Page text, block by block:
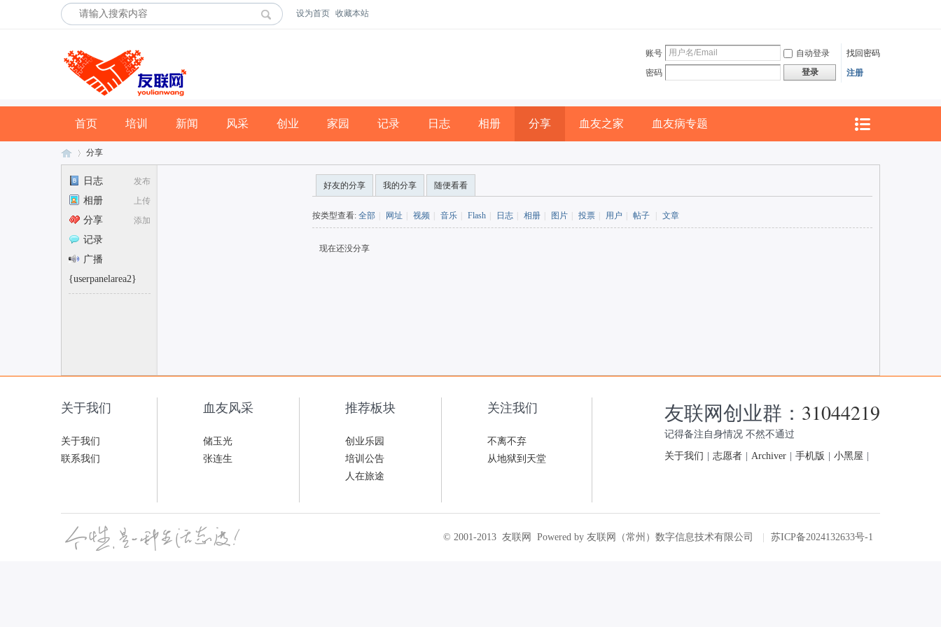
设为首页 收藏本站
账号 自动登录
找回密码
密码
登录 注册
首页 培训 新闻 风采 创业 家园 记录 日志 相册 分享 血友之家 血友病专题
分享
发布
日志
上传
相册
添加
分享
记录
广播
{userpanelarea2}
好友的分享 我的分享 随便看看
按类型查看: 全部 网址 视频 音乐 Flash 日志 相册 图片 投票 用户 帖子 文章
现在还没分享
关于我们
关于我们
联系我们
血友风采
储玉光
张连生
推荐板块
创业乐园
培训公告
人在旅途
关注我们
不离不弃
从地狱到天堂
友联网创业群： 31044219
记得备注自身情况 不然不通过
关于我们 志愿者 Archiver 手机版 小黑屋
© 2001-2013 友联网 Powered by 友联网（常州）数字信息技术有限公司 苏ICP备2024132633号-1